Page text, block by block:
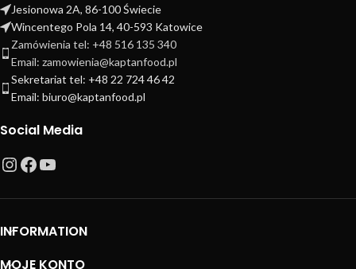
Jesionowa 2A, 86-100 Świecie
Wincentego Pola 14, 40-593 Katowice
Zamówienia tel: +48 516 135 340
Email: zamowienia@kaptanfood.pl
Sekretariat tel: +48 22 724 46 42
Email: biuro@kaptanfood.pl
Social Media
INFORMATION
MOJE KONTO